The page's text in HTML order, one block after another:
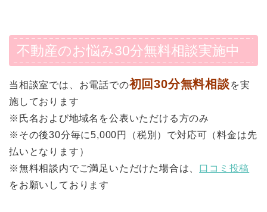
不動産のお悩み30分無料相談実施中
当相談室では、お電話での初回30分無料相談を実
施しております
※氏名および地域名を公表いただける方のみ
※その後30分毎に5,000円（税別）で対応可（料金は先
払いとなります）
※無料相談内でご満足いただけた場合は、 口コミ投稿
をお願いしております